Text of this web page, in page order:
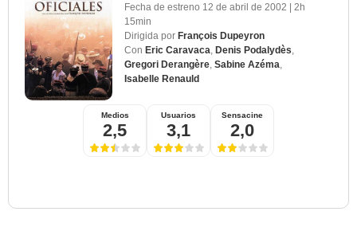
Fecha de estreno 12 de abril de 2002 | 2h
15min
Dirigida por François Dupeyron
Con Eric Caravaca Denis Podalydès
Gregori Derangère Sabine Azéma
Isabelle Renauld
Medios
2,5
Usuarios
3,1
Sensacine
2,0